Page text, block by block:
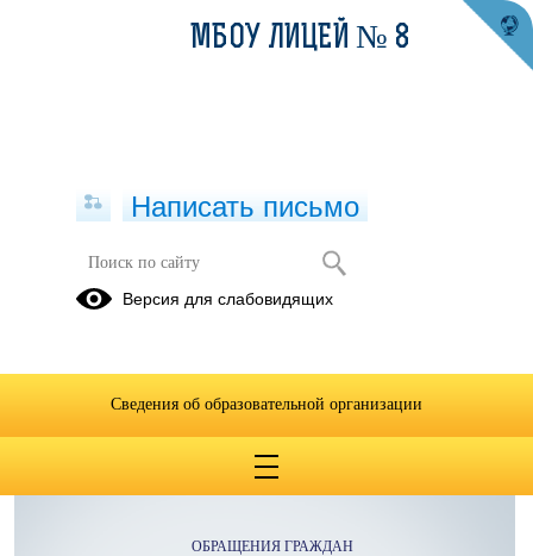
Методические материалы
ОБРАЩЕНИЯ ГРАЖДАН
МБОУ ЛИЦЕЙ № 8
Написать письмо
Версия для слабовидящих
Сведения об образовательной организации